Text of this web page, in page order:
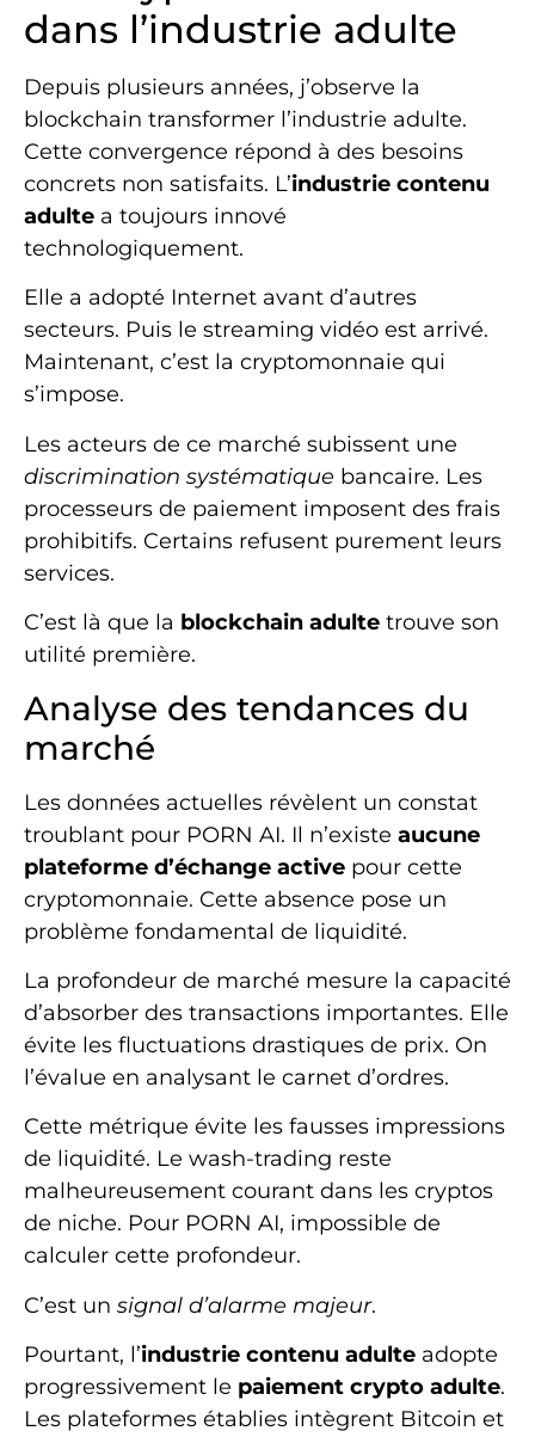
dans l’industrie adulte
Depuis plusieurs années, j’observe la
blockchain transformer l’industrie adulte.
Cette convergence répond à des besoins
concrets non satisfaits. L’industrie contenu
adulte a toujours innové
technologiquement.
Elle a adopté Internet avant d’autres
secteurs. Puis le streaming vidéo est arrivé.
Maintenant, c’est la cryptomonnaie qui
s’impose.
Les acteurs de ce marché subissent une
discrimination systématique bancaire. Les
processeurs de paiement imposent des frais
prohibitifs. Certains refusent purement leurs
services.
C’est là que la blockchain adulte trouve son
utilité première.
Analyse des tendances du
marché
Les données actuelles révèlent un constat
troublant pour PORN AI. Il n’existe aucune
plateforme d’échange active pour cette
cryptomonnaie. Cette absence pose un
problème fondamental de liquidité.
La profondeur de marché mesure la capacité
d’absorber des transactions importantes. Elle
évite les fluctuations drastiques de prix. On
l’évalue en analysant le carnet d’ordres.
Cette métrique évite les fausses impressions
de liquidité. Le wash-trading reste
malheureusement courant dans les cryptos
de niche. Pour PORN AI, impossible de
calculer cette profondeur.
C’est un signal d’alarme majeur.
Pourtant, l’industrie contenu adulte adopte
progressivement le paiement crypto adulte.
Les plateformes établies intègrent Bitcoin et